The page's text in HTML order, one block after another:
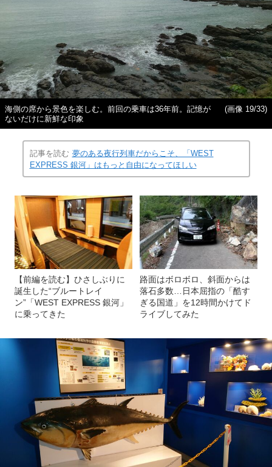
海側の席から景色を楽しむ。前回の乗車は36年前。記憶が
ないだけに新鮮な印象
(画像 19/33)
記事を読む 夢のある夜行列車だからこそ、「WEST
EXPRESS 銀河」はもっと自由になってほしい
【前編を読む】ひさしぶりに
誕生した“ブルートレイ
ン”「WEST EXPRESS 銀河」
に乗ってきた
路面はボロボロ、斜面からは
落石多数…日本屈指の「酷す
ぎる国道」を12時間かけてド
ライブしてみた